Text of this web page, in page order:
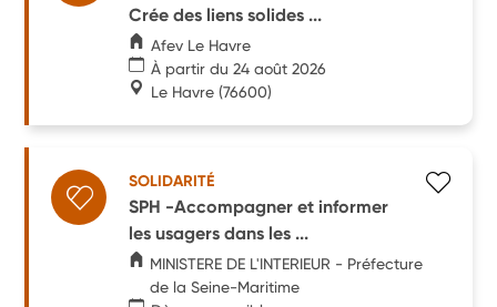
Crée des liens solides ...
Afev Le Havre
À partir du 24 août 2026
Le Havre (76600)
SOLIDARITÉ
SPH -Accompagner et informer
les usagers dans les ...
MINISTERE DE L'INTERIEUR - Préfecture
de la Seine-Maritime